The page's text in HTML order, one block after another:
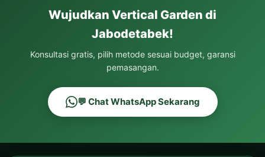
Wujudkan Vertical Garden di
Jabodetabek!
Konsultasi gratis, pilih metode sesuai budget, garansi
pemasangan.
💬 Chat WhatsApp Sekarang